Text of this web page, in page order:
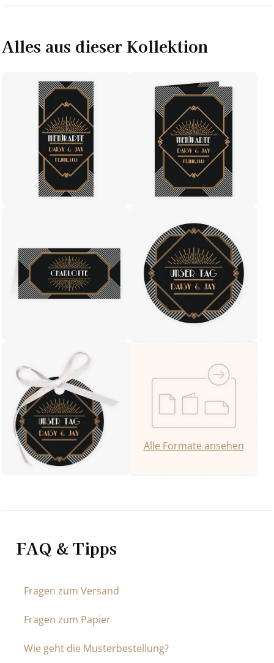
Alles aus dieser Kollektion
Alle Formate ansehen
FAQ & Tipps
Fragen zum Versand
Fragen zum Papier
Wie geht die Musterbestellung?